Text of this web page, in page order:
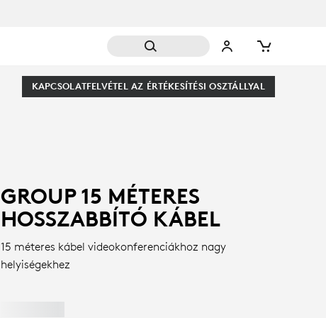
KAPCSOLATFELVÉTEL AZ ÉRTÉKESÍTÉSI OSZTÁLLYAL
GROUP 15 MÉTERES
HOSSZABBÍTÓ KÁBEL
15 méteres kábel videokonferenciákhoz nagy
helyiségekhez